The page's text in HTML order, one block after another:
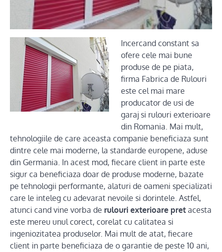
Incercand constant sa
ofere cele mai bune
produse de pe piata,
firma Fabrica de Rulouri
este cel mai mare
producator de usi de
garaj si rulouri exterioare
din Romania. Mai mult,
tehnologiile de care aceasta companie beneficiaza sunt
dintre cele mai moderne, la standarde europene, aduse
din Germania. In acest mod, fiecare client in parte este
sigur ca beneficiaza doar de produse moderne, bazate
pe tehnologii performante, alaturi de oameni specializati
care le inteleg cu adevarat nevoile si dorintele. Astfel,
atunci cand vine vorba de rulouri exterioare pret acesta
este mereu unul corect, corelat cu calitatea si
ingeniozitatea produselor. Mai mult de atat, fiecare
client in parte beneficiaza de o garantie de peste 10 ani,